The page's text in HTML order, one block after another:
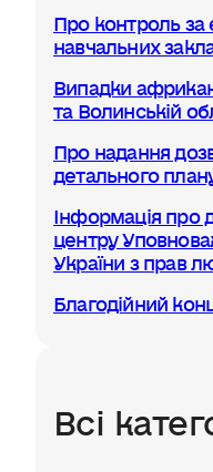
Про контроль за
навчальних
Випадки
та Волинській
Про надання
детального
Інформація про
центру
України з прав
Благодійний
Всі